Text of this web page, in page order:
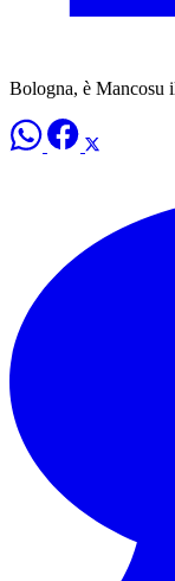
Bologna, è Mancosu